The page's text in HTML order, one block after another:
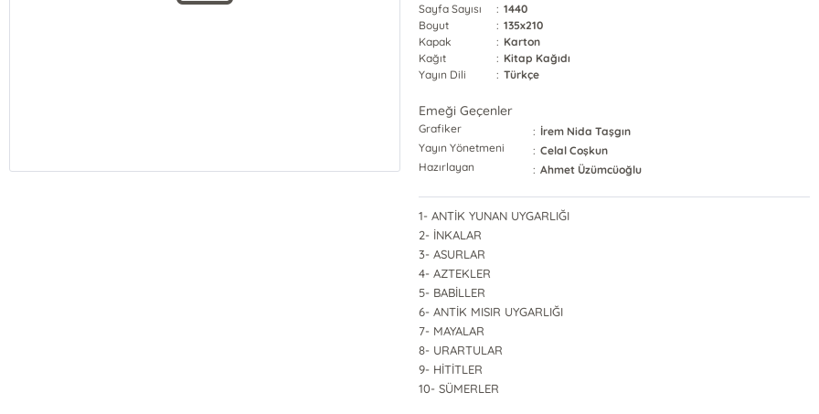
Sayfa Sayısı
: 1440
Boyut
: 135x210
Kapak
: Karton
Kağıt
: Kitap Kağıdı
Yayın Dili
: Türkçe
Emeği Geçenler
Grafiker : İrem Nida Taşgın
Yayın Yönetmeni
: Celal Coşkun
Hazırlayan
: Ahmet Üzümcüoğlu
1- ANTİK YUNAN UYGARLIĞI
2- İNKALAR
3- ASURLAR
4- AZTEKLER
5- BABİLLER
6- ANTİK MISIR UYGARLIĞI
7- MAYALAR
8- URARTULAR
9- HİTİTLER
10- SÜMERLER